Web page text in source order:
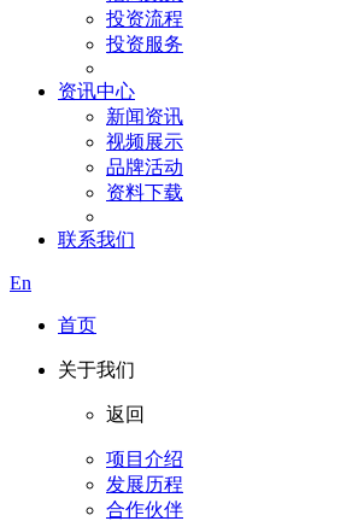
投资流程
投资服务
资讯中心
新闻资讯
视频展示
品牌活动
资料下载
联系我们
En
首页
关于我们
返回
项目介绍
发展历程
合作伙伴